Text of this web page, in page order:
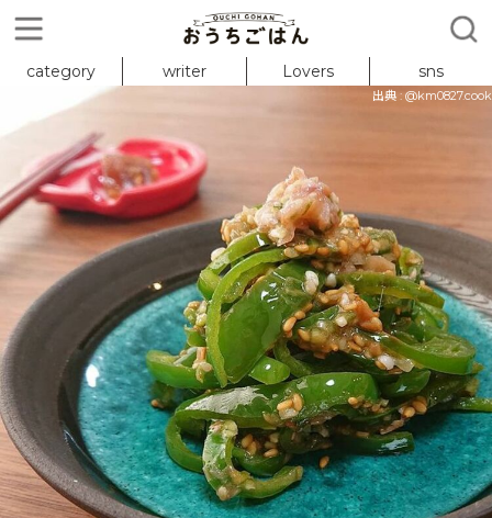
category writer Lovers sns
出典 : @km0827.cook